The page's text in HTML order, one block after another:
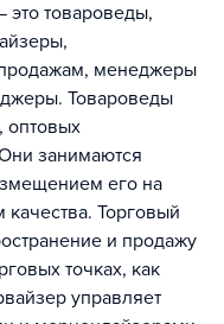
это товароведы,
менеджеры
Товароведы
оптовых
занимаются
его на
качества. Торговый
и продажу
точках, как
управляет